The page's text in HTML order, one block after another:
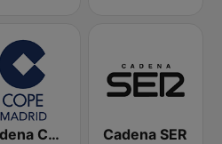
Cadena COPE Madrid Cadena SER